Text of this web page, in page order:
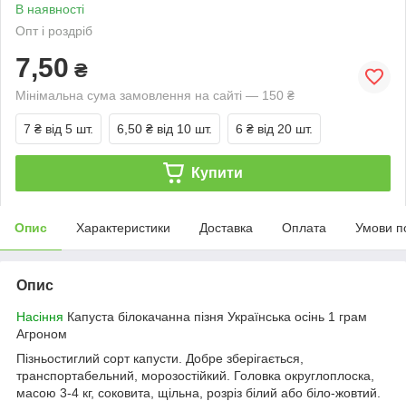
В наявності
Опт і роздріб
7,50 ₴
Мінімальна сума замовлення на сайті — 150 ₴
7 ₴ від 5 шт. 6,50 ₴ від 10 шт. 6 ₴ від 20 шт.
Купити
Опис Характеристики Доставка Оплата Умови
Опис
Насіння Капуста білокачанна пізня Українська осінь 1 грам
Агроном
Пізньостиглий сорт капусти. Добре зберігається,
транспортабельний, морозостійкий. Головка округлоплоска,
масою 3-4 кг, соковита, щільна, розріз білий або біло-жовтий.